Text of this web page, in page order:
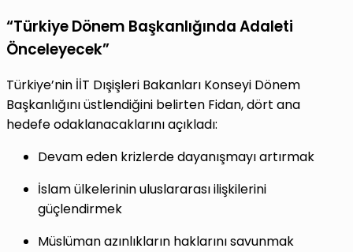
“Türkiye Dönem Başkanlığında Adaleti
Önceleyecek”
Türkiye’nin İİT Dışişleri Bakanları Konseyi Dönem
Başkanlığını üstlendiğini belirten Fidan, dört ana
hedefe odaklanacaklarını açıkladı:
Devam eden krizlerde dayanışmayı artırmak
İslam ülkelerinin uluslararası ilişkilerini
güçlendirmek
Müslüman azınlıkların haklarını savunmak